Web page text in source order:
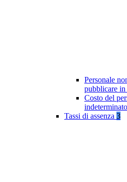
Personale
pubblicare in
Costo del
Tassi di assenza 3